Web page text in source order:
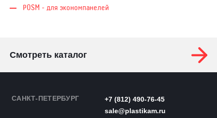
POSM - для экономпанелей
Смотреть каталог
САНКТ-ПЕТЕРБУРГ
+7 (812) 490-76-45
sale@plastikam.ru